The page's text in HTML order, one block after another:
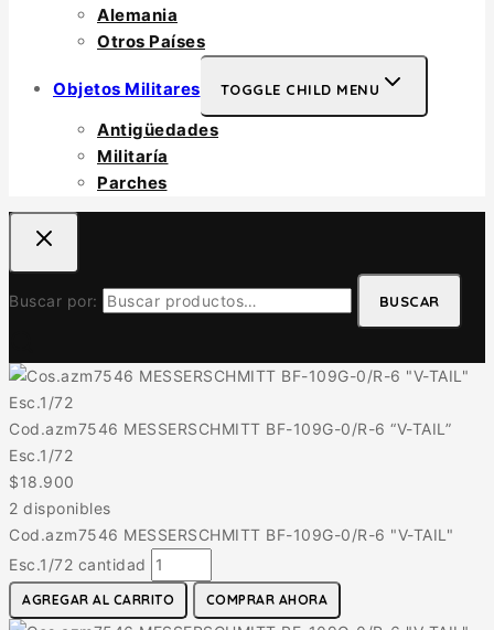
Alemania
Otros Países
Objetos Militares TOGGLE CHILD MENU
Antigüedades
Militaría
Parches
Buscar por: BUSCAR
Cod.azm7546 MESSERSCHMITT BF-109G-0/R-6 “V-TAIL”
Esc.1/72
$18.900
2 disponibles
Cod.azm7546 MESSERSCHMITT BF-109G-0/R-6 "V-TAIL"
Esc.1/72 cantidad
AGREGAR AL CARRITO COMPRAR AHORA